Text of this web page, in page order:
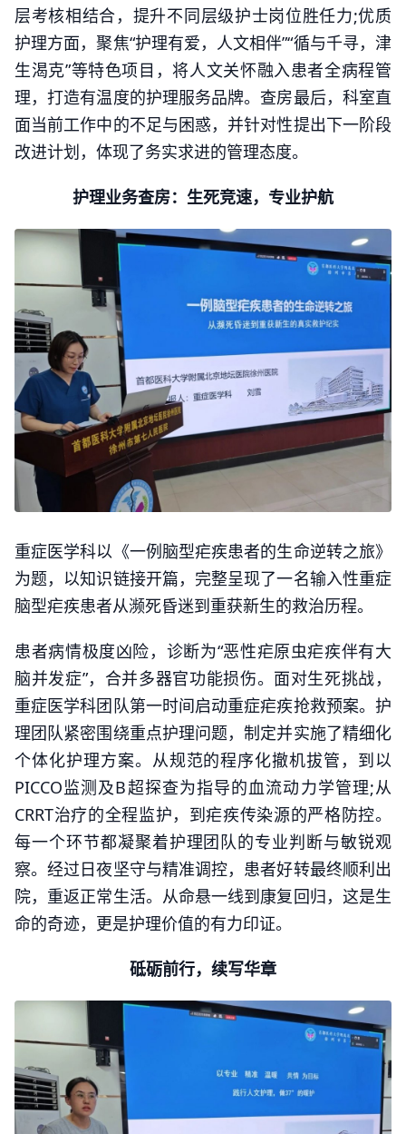
层考核相结合，提升不同层级护士岗位胜任力;优质
护理方面，聚焦“护理有爱，人文相伴”“循与千寻，津
生渴克”等特色项目，将人文关怀融入患者全病程管
理，打造有温度的护理服务品牌。查房最后，科室直
面当前工作中的不足与困惑，并针对性提出下一阶段
改进计划，体现了务实求进的管理态度。
护理业务查房：生死竞速，专业护航
重症医学科以《一例脑型疟疾患者的生命逆转之旅》
为题，以知识链接开篇，完整呈现了一名输入性重症
脑型疟疾患者从濒死昏迷到重获新生的救治历程。
患者病情极度凶险，诊断为“恶性疟原虫疟疾伴有大
脑并发症”，合并多器官功能损伤。面对生死挑战，
重症医学科团队第一时间启动重症疟疾抢救预案。护
理团队紧密围绕重点护理问题，制定并实施了精细化
个体化护理方案。从规范的程序化撤机拔管，到以
PICCO监测及B超探查为指导的血流动力学管理;从
CRRT治疗的全程监护，到疟疾传染源的严格防控。
每一个环节都凝聚着护理团队的专业判断与敏锐观
察。经过日夜坚守与精准调控，患者好转最终顺利出
院，重返正常生活。从命悬一线到康复回归，这是生
命的奇迹，更是护理价值的有力印证。
砥砺前行，续写华章